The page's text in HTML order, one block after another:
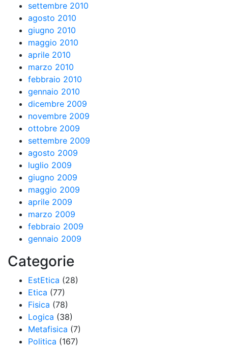
settembre 2010
agosto 2010
giugno 2010
maggio 2010
aprile 2010
marzo 2010
febbraio 2010
gennaio 2010
dicembre 2009
novembre 2009
ottobre 2009
settembre 2009
agosto 2009
luglio 2009
giugno 2009
maggio 2009
aprile 2009
marzo 2009
febbraio 2009
gennaio 2009
Categorie
EstEtica (28)
Etica (77)
Fisica (78)
Logica (38)
Metafisica (7)
Politica (167)